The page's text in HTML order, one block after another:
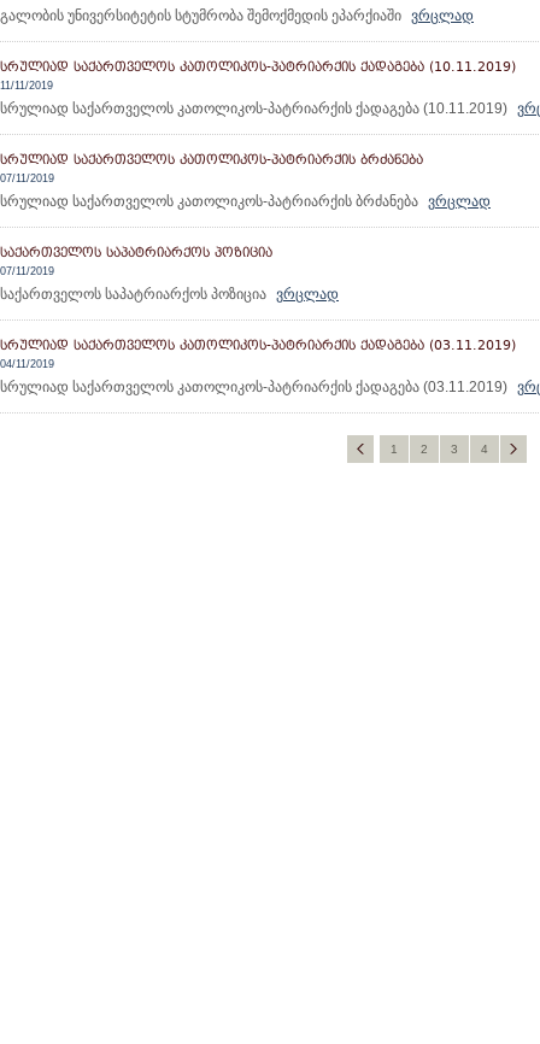
გალობის უნივერსიტეტის სტუმრობა შემოქმედის ეპარქიაში ვრცლად
ᲡᲠᲣᲚᲘᲐᲓ ᲡᲐᲥᲐᲠᲗᲕᲔᲚᲝᲡ ᲙᲐᲗᲝᲚᲘᲙᲝᲡ-ᲞᲐᲢᲠᲘᲐᲠᲥᲘᲡ ᲥᲐᲓᲐᲒᲔᲑᲐ (10.11.2019)
11/11/2019
სრულიად საქართველოს კათოლიკოს-პატრიარქის ქადაგება (10.11.2019)
ᲡᲠᲣᲚᲘᲐᲓ ᲡᲐᲥᲐᲠᲗᲕᲔᲚᲝᲡ ᲙᲐᲗᲝᲚᲘᲙᲝᲡ-ᲞᲐᲢᲠᲘᲐᲠᲥᲘᲡ ᲑᲠᲫᲐᲜᲔᲑᲐ
07/11/2019
სრულიად საქართველოს კათოლიკოს-პატრიარქის ბრძანება ვრცლად
ᲡᲐᲥᲐᲠᲗᲕᲔᲚᲝᲡ ᲡᲐᲞᲐᲢᲠᲘᲐᲠᲥᲝᲡ ᲞᲝᲖᲘᲪᲘᲐ
07/11/2019
საქართველოს საპატრიარქოს პოზიცია ვრცლად
ᲡᲠᲣᲚᲘᲐᲓ ᲡᲐᲥᲐᲠᲗᲕᲔᲚᲝᲡ ᲙᲐᲗᲝᲚᲘᲙᲝᲡ-ᲞᲐᲢᲠᲘᲐᲠᲥᲘᲡ ᲥᲐᲓᲐᲒᲔᲑᲐ (03.11.2019)
04/11/2019
სრულიად საქართველოს კათოლიკოს-პატრიარქის ქადაგება (03.11.2019)
1 2 3 4